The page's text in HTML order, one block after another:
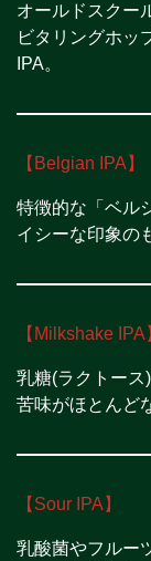
オールドスクー
ビタリングホッ
IPA。
【Belgian IPA】
特徴的な「ベル
イシーな印象の
【Milkshake IPA
乳糖(ラクトース
苦味がほとんど
【Sour IPA】
乳酸菌やフルー